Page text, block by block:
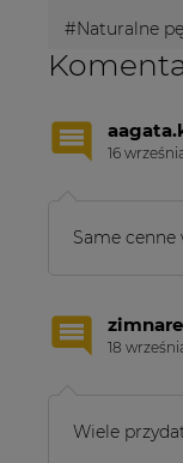
#Naturalne
16
Same cenne
18
Wiele